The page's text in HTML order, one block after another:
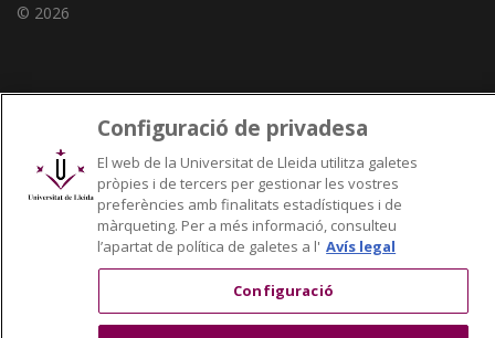
© 2026
Enllaços UdL
Xarxes universitàries
Configuració de privadesa
El web de la Universitat de Lleida utilitza galetes
pròpies i de tercers per gestionar les vostres
preferències amb finalitats estadístiques i de
màrqueting. Per a més informació, consulteu
l’apartat de política de galetes a l' Avís legal
Configuració